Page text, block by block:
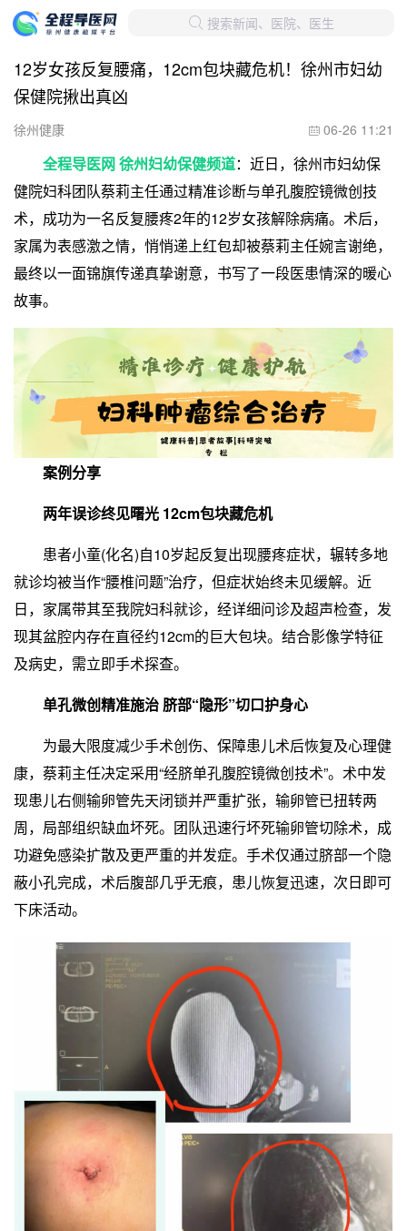
 搜索新闻、医院、医生
12岁女孩反复腰痛，12cm包块藏危机！徐州市妇幼
保健院揪出真凶
徐州健康  06-26 11:21
全程导医网 徐州妇幼保健频道：近日，徐州市妇幼保
健院妇科团队蔡莉主任通过精准诊断与单孔腹腔镜微创技
术，成功为一名反复腰疼2年的12岁女孩解除病痛。术后，
家属为表感激之情，悄悄递上红包却被蔡莉主任婉言谢绝，
最终以一面锦旗传递真挚谢意，书写了一段医患情深的暖心
故事。
案例分享
两年误诊终见曙光 12cm包块藏危机
患者小童(化名)自10岁起反复出现腰疼症状，辗转多地
就诊均被当作“腰椎问题”治疗，但症状始终未见缓解。近
日，家属带其至我院妇科就诊，经详细问诊及超声检查，发
现其盆腔内存在直径约12cm的巨大包块。结合影像学特征
及病史，需立即手术探查。
单孔微创精准施治 脐部“隐形”切口护身心
为最大限度减少手术创伤、保障患儿术后恢复及心理健
康，蔡莉主任决定采用“经脐单孔腹腔镜微创技术”。术中发
现患儿右侧输卵管先天闭锁并严重扩张，输卵管已扭转两
周，局部组织缺血坏死。团队迅速行坏死输卵管切除术，成
功避免感染扩散及更严重的并发症。手术仅通过脐部一个隐
蔽小孔完成，术后腹部几乎无痕，患儿恢复迅速，次日即可
下床活动。